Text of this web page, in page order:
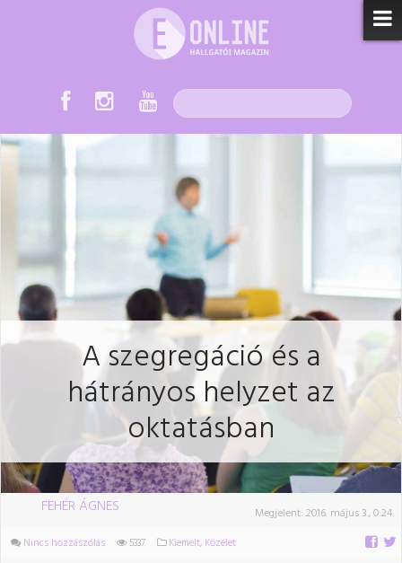
A szegregáció és a
hátrányos helyzet az
oktatásban
FEHÉR ÁGNES Megjelent: 2016. május 3., 0:24
Nincs hozzászólás 5337 Kiemelt, Közélet